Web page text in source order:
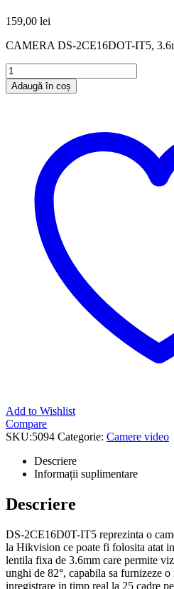
159,00 lei
CAMERA DS-2CE16DOT-IT5,
Adaugă în coș
Add to Wishlist
Compare
SKU:5094 Categorie: Camere video
Descriere
Informații suplimentare
Descriere
DS-2CE16D0T-IT5 reprezinta o
la Hikvision ce poate fi folosita atat
lentila fixa de 3.6mm care permite
unghi de 82°, capabila sa furnizeze
inregistrare in timp real la 25 cadre